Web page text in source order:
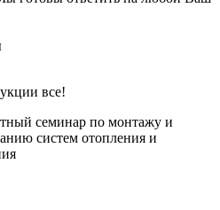
все!
семинар по монтажу и
систем отопления и